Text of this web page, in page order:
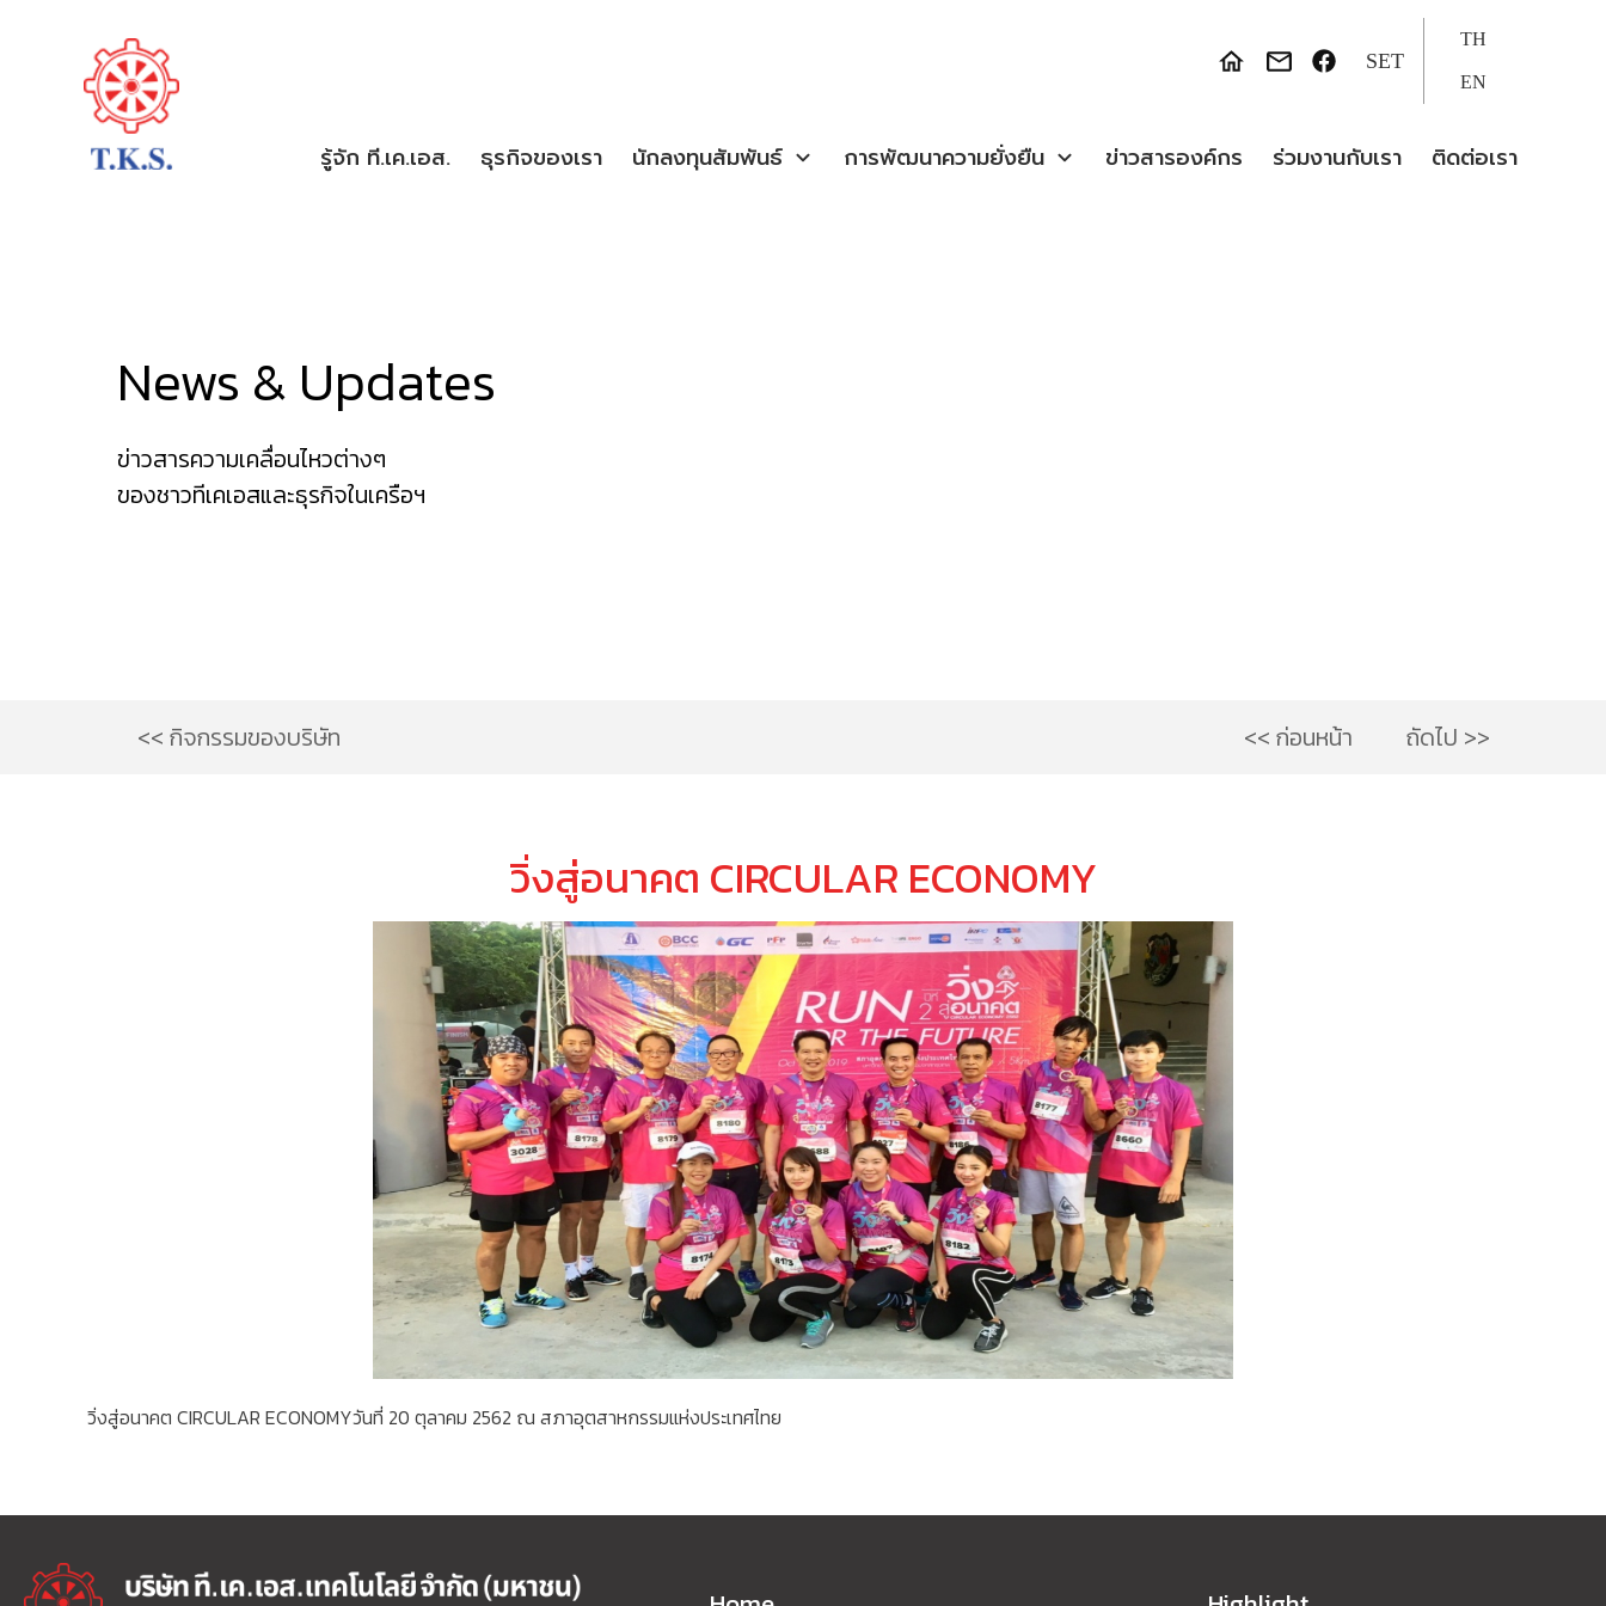
SET
TH
EN
รู้จัก ที.เค.เอส. ธุรกิจของเรา นักลงทุนสัมพันธ์ การพัฒนาความยั่งยืน ข่าวสารองค์กร ร่วมงานกับเรา ติดต่อเรา
News & Updates
ข่าวสารความเคลื่อนไหวต่างๆ
ของชาวทีเคเอสและธุรกิจในเครือฯ
<< กิจกรรมของบริษัท << ก่อนหน้า ถัดไป >>
วิ่งสู่อนาคต CIRCULAR ECONOMY
วิ่งสู่อนาคต CIRCULAR ECONOMYวันที่ 20 ตุลาคม 2562 ณ สภาอุตสาหกรรมแห่งประเทศไทย